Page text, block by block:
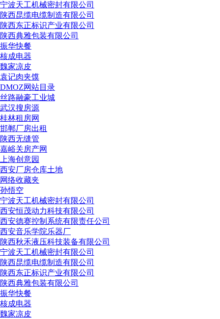
宁波天工机械密封有限公司
陕西昆缆电缆制造有限公司
陕西东正标识产业有限公司
陕西典雅包装有限公司
振华快餐
核成电器
魏家凉皮
袁记肉夹馍
DMOZ网站目录
丝路融豪工业城
武汉搜房源
桂林租房网
邯郸厂房出租
陕西无缝管
嘉峪关房产网
上海创意园
西安厂房仓库土地
网络收藏夹
孙悟空
宁波天工机械密封有限公司
西安恒茂动力科技有限公司
西安德赛控制系统有限责任公司
西安音乐学院乐器厂
陕西秋禾液压科技装备有限公司
宁波天工机械密封有限公司
陕西昆缆电缆制造有限公司
陕西东正标识产业有限公司
陕西典雅包装有限公司
振华快餐
核成电器
魏家凉皮